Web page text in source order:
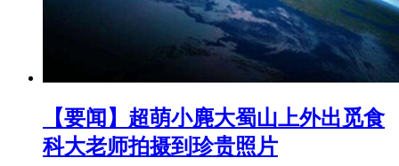
【要闻】超萌小麂大蜀山上外出觅食
科大老师拍摄到珍贵照片